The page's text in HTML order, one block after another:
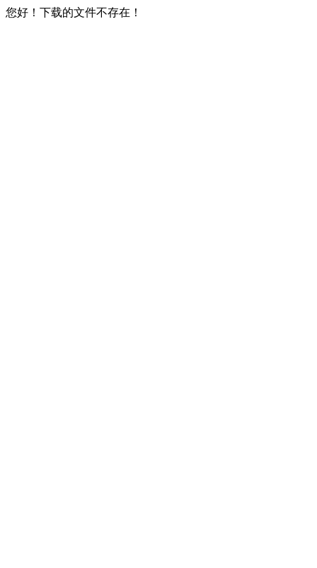
您好！下载的文件不存在！